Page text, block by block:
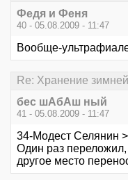
Федя и Феня
40 - 05.08.2009 - 11:47
Вообще-
Re: Хранение
бес шАбАш ный
41 - 05.08.2009 - 11:47
34-Модест Селянин
Один раз переложил,
другое место